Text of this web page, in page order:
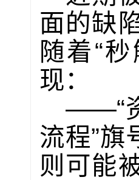
面的缺
随着“
现：
——“
流程”旗
则可能